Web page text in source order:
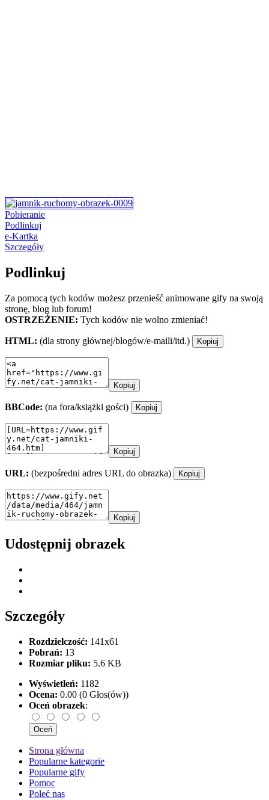
Pobieranie
Podlinkuj
e-Kartka
Szczegóły
Podlinkuj
Za pomocą tych kodów możesz przenieść animowane gify na swoją
stronę, blog lub forum!
OSTRZEŻENIE: Tych kodów nie wolno zmieniać!
HTML: (dla strony głównej/blogów/e-maili/itd.) Kopiuj
Kopiuj
BBCode: (na fora/książki gości) Kopiuj
Kopiuj
URL: (bezpośredni adres URL do obrazka) Kopiuj
Kopiuj
Udostępnij obrazek
Szczegóły
Rozdzielczość: 141x61
Pobrań: 13
Rozmiar pliku: 5.6 KB
Wyświetleń: 1182
Ocena: 0.00 (0 Głos(ów))
Oceń obrazek:
Strona główna
Popularne kategorie
Popularne gify
Pomoc
Poleć nas